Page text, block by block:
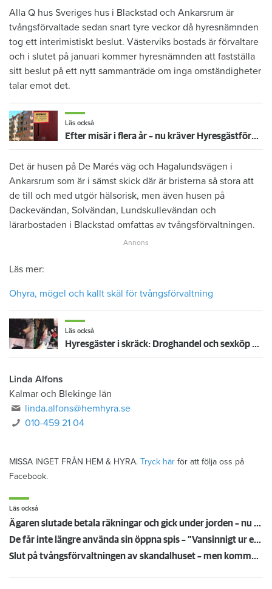
Alla Q hus Sveriges hus i Blackstad och Ankarsrum är
tvångsförvaltade sedan snart tyre veckor då hyresnämnden
tog ett interimistiskt beslut. Västerviks bostads är förvaltare
och i slutet på januari kommer hyresnämnden att fastställa
sitt beslut på ett nytt sammanträde om inga omständigheter
talar emot det.
Läs också
Efter misär i flera år – nu kräver Hyresgästföreningen tvångsförvaltning av hyreshuset
Det är husen på De Marés väg och Hagalundsvägen i
Ankarsrum som är i sämst skick där är bristerna så stora att
de till och med utgör hälsorisk, men även husen på
Dackevändan, Solvändan, Lundskullevändan och
lärarbostaden i Blackstad omfattas av tvångsförvaltningen.
Läs mer:
Ohyra, mögel och kallt skäl för tvångsförvaltning
Läs också
Hyresgäster i skräck: Droghandel och sexköp – huset togs över av okända
Linda Alfons
Kalmar och Blekinge län
linda.alfons@hemhyra.se
010-459 21 04
MISSA INGET FRÅN HEM & HYRA. Tryck här för att följa oss på
Facebook.
Läs också
Ägaren slutade betala räkningar och gick under jorden – nu säljer Kronofogden hans hus
De får inte längre använda sin öppna spis – ”Vansinnigt ur ett civilförsvarsperspektiv”
Slut på tvångsförvaltningen av skandalhuset – men kommunen tvivlar på nya ägarens plan